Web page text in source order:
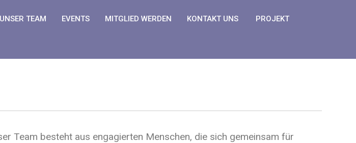
UNSER TEAM EVENTS MITGLIED WERDEN KONTAKT UNS PROJEKT
Team besteht aus engagierten Menschen, die sich gemeinsam für